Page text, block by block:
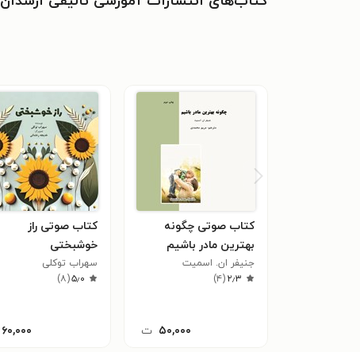
کتاب صوتی چگونه
بهترین مادر باشیم
جنیفر ان. اسمیت
۲٫۳(۴)
۵۰,۰۰۰ ت
کتاب صوتی راز
خوشبختی
سهراب توکلی
۵٫۰(۸)
۶۰,۰۰۰